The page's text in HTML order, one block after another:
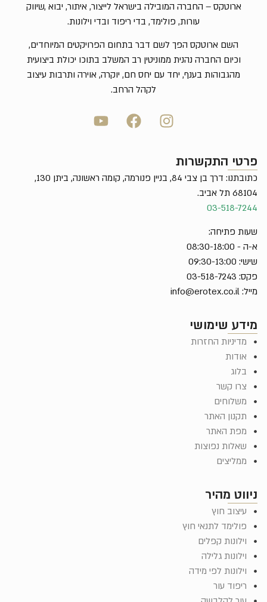
ניווט מהיר
עיצוב חוץ
פולימד לתנאי חוץ
וילונות קפלים
וילונות גלילה
וילונות לפי מידה
ריפוד עור
מידע שימושי
מדיניות החזרות
אודות
בלוג
צרו קשר
משלוחים
תקנון האתר
מפת האתר
שאלות נפוצות
ממליצים
פרטי התקשרות
כתובתנו: דרך בן צבי 84, בניין פנורמה, קומה ראשונה, ביתן 130,
68104 תל אביב.
03-518-7244
שעות פתיחה:
א-ה - 08:30-18:00
שישי: 09:30-13:00
פקס: 03-518-7243
מייל: info@erotex.co.il
ארוטקס – החברה המובילה בישראל לייצור, איתור, יבוא ,שיווק
עורות, פולימד, בדי ריפוד ובדי וילונות.
השם ארוטקס הפך לשם דבר בתחום הפרויקטים המיוחדים,
וכיום החברה נהנית ממוניטין רב המשלב בתוכו יכולת ביצועית
מהגבוהות בענף, יחד עם יחס חם, יוקרה, אוירה ותרבות עיצוב
לקהל הרחב.